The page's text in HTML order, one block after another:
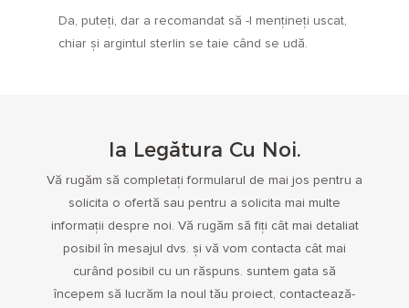
Da, puteți, dar a recomandat să -l mențineți uscat,
chiar și argintul sterlin se taie când se udă.
Ia Legătura Cu Noi.
Vă rugăm să completați formularul de mai jos pentru a
solicita o ofertă sau pentru a solicita mai multe
informații despre noi. Vă rugăm să fiți cât mai detaliat
posibil în mesajul dvs. și vă vom contacta cât mai
curând posibil cu un răspuns. suntem gata să
începem să lucrăm la noul tău proiect, contactează-